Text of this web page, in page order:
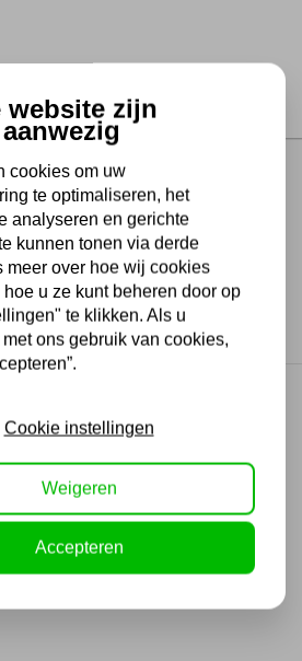
website zijn
cookies om uw
te optimaliseren, het
analyseren en gerichte
kunnen tonen via derde
meer over hoe wij cookies
u ze kunt beheren door op
te klikken. Als u
ons gebruik van cookies,
Cookie instellingen
Weigeren
Accepteren